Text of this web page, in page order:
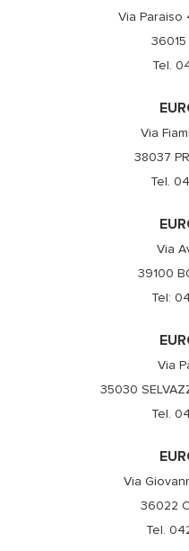
Via Paraiso
36015
Tel.
Via
38037
Tel.
Via
39100
Tel:
Via
35030
Tel.
Via
36022
Tel.